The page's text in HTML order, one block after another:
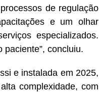
de regulação
e um olhar
especializados.
concluiu.
e instalada em 2025,
complexidade, com